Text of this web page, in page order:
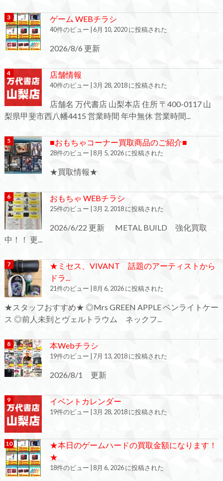
ゲーム WEBチラシ
40件のビュー 6月 10, 2020 に投稿された
2026/8/6 更新
店舗情報
40件のビュー 3月 28, 2018 に投稿された
店舗名 万代書店 山梨本店 住所 〒400-0117 山
梨県甲斐市西八幡4415 営業時間 年中無休 営業時間...
■おもちゃコーナー買取商品のご紹介■
28件のビュー 8月 5, 2026 に投稿された
★買取情報★
おもちゃ WEBチラシ
25件のビュー 3月 2, 2018 に投稿された
2026/6/22 更新 METAL BUILD 強化買取
中！！ 更...
★ミセス、VIVANT 話題のアーティストから
ドラ...
21件のビュー 8月 6, 2026 に投稿された
★スタッフおすすめ★ ◎Mrs GREEN APPLE ペンライトケー
ス ◎前人未到とヴェルトラウム ネックフ...
本Webチラシ
19件のビュー 7月 13, 2018 に投稿された
2026/8/1 更新
イベントカレンダー
19件のビュー 3月 28, 2018 に投稿された
★本日のゲームハードの買取金額になります！
★
18件のビュー 8月 6, 2026 に投稿された